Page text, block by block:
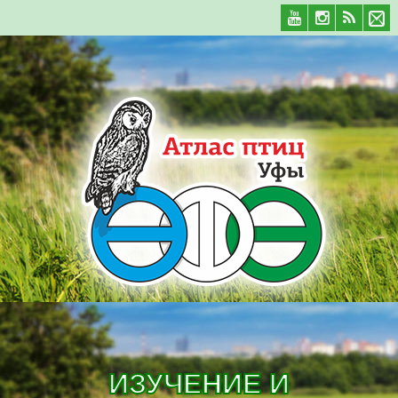
ИЗУЧЕНИЕ И